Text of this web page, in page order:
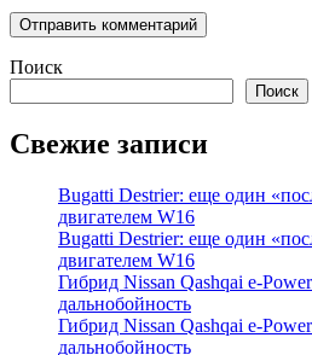
Поиск
Поиск
Свежие записи
Bugatti Destrier: еще один
двигателем W16
Bugatti Destrier: еще один
двигателем W16
Гибрид Nissan Qashqai e-
дальнобойность
Гибрид Nissan Qashqai e-
дальнобойность